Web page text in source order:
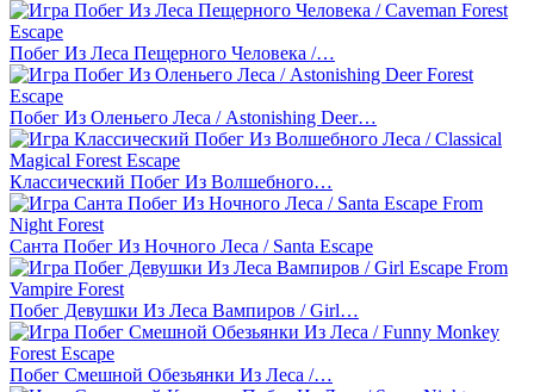
Побег Из Леса Пещерного Человека /…
Побег Из Оленьего Леса / Astonishing Deer…
Классический Побег Из Волшебного…
Санта Побег Из Ночного Леса / Santa Escape
Побег Девушки Из Леса Вампиров / Girl…
Побег Смешной Обезьянки Из Леса /…